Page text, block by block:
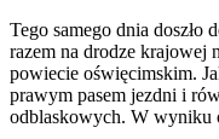
Tego samego dnia doszło
razem na drodze krajowej
powiecie oświęcimskim.
prawym pasem jezdni i
odblaskowych. W wyniku